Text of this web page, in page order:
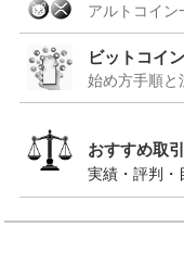
アルトコイン
ビットコイ
始め方手順と
おすすめ取
実績・評判・